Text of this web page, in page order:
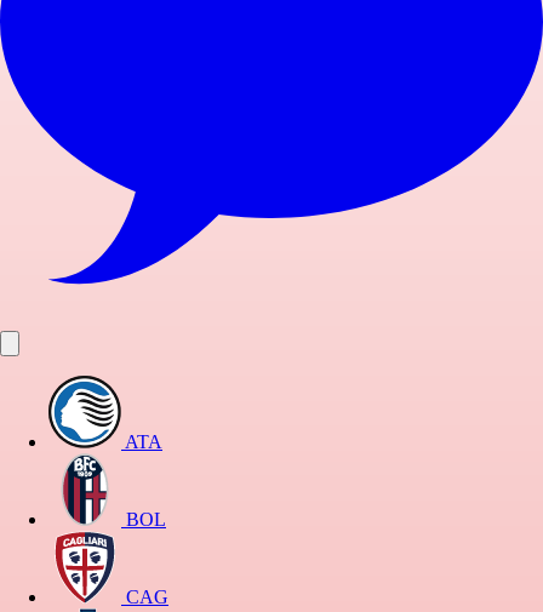
ATA
BOL
CAG